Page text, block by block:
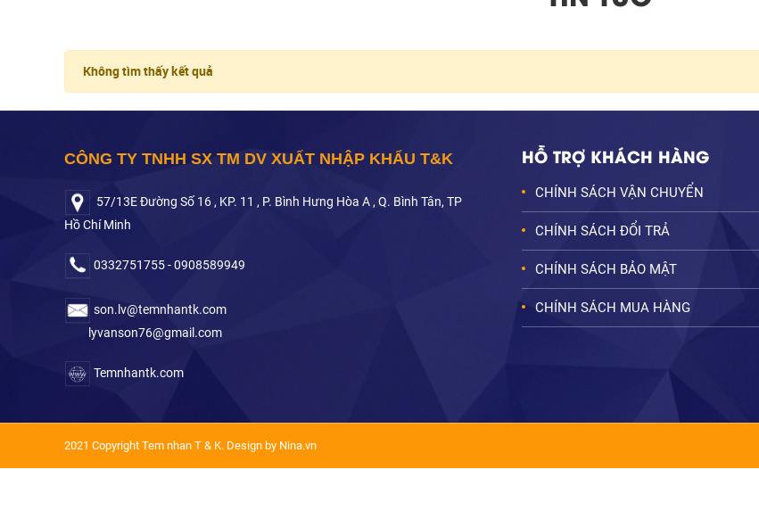
Không tìm thấy kết quả
CÔNG TY TNHH SX TM DV XUẤT NHẬP KHẨU T&K
57/13E Đường Số 16 , KP. 11 , P. Bình Hưng Hòa A , Q. Bình Tân, TP
Hồ Chí Minh
0332751755 - 0908589949
son.lv@temnhantk.com
lyvanson76@gmail.com
Temnhantk.com
HỖ TRỢ KHÁCH HÀNG
CHÍNH SÁCH VẬN CHUYỂN
CHÍNH SÁCH ĐỔI TRẢ
CHÍNH SÁCH BẢO MẬT
CHÍNH SÁCH MUA HÀNG
2021 Copyright Tem nhan T & K. Design by Nina.vn